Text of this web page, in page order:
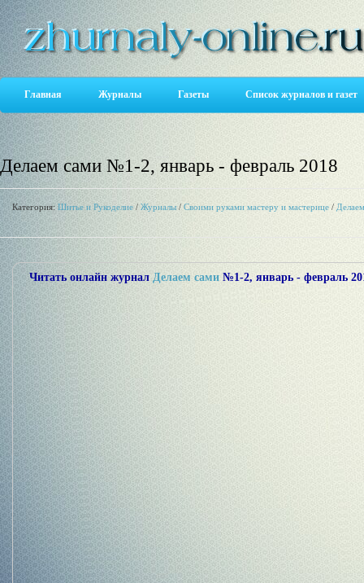
Главная Журналы Газеты Список журналов и газет
Делаем сами №1-2, январь - февраль 2018
Категория:Шитье и Рукоделие / Журналы/ Своими руками мастеру и мастерице /
Читать онлайн журнал Делаем сами №1-2, январь - февраль